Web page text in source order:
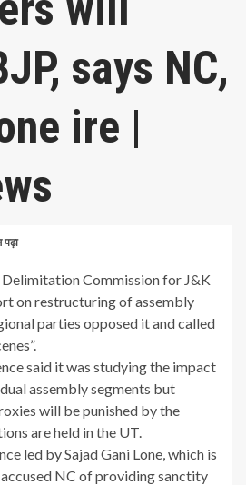
says NC,
ire |
पढ़ा
Commission for J&K
on restructuring of assembly
parties opposed it and called
said it was studying the impact
assembly segments but
will be punished by the
are held in the UT.
led by Sajad Gani Lone, which is
accused NC of providing sanctity